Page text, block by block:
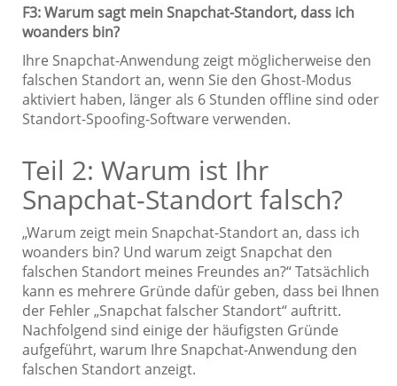
F3: Warum sagt mein Snapchat-Standort, dass ich
woanders bin?
Ihre Snapchat-Anwendung zeigt möglicherweise den
falschen Standort an, wenn Sie den Ghost-Modus
aktiviert haben, länger als 6 Stunden offline sind oder
Standort-Spoofing-Software verwenden.
Teil 2: Warum ist Ihr
Snapchat-Standort falsch?
„Warum zeigt mein Snapchat-Standort an, dass ich
woanders bin? Und warum zeigt Snapchat den
falschen Standort meines Freundes an?“ Tatsächlich
kann es mehrere Gründe dafür geben, dass bei Ihnen
der Fehler „Snapchat falscher Standort“ auftritt.
Nachfolgend sind einige der häufigsten Gründe
aufgeführt, warum Ihre Snapchat-Anwendung den
falschen Standort anzeigt.